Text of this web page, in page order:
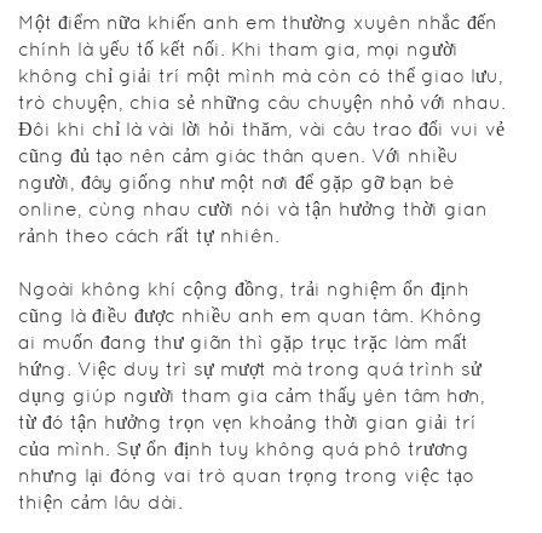
giống như
đang tham
gia một
không gian
quen thuộc,
không bị
choáng
ngợp bởi
quá nhiều
Về nội dung
giải trí, nền
tảng này tập
trung vào sự
đa dạng để
đáp ứng
nhiều nhu
cầu khác
nhau. Có
Một điểm nữa khiến anh em thường xuyên nhắc đến
chính là yếu tố kết nối. Khi tham gia, mọi người
không chỉ giải trí một mình mà còn có thể giao lưu,
trò chuyện, chia sẻ những câu chuyện nhỏ với nhau.
Đôi khi chỉ là vài lời hỏi thăm, vài câu trao đổi vui vẻ
cũng đủ tạo nên cảm giác thân quen. Với nhiều
người, đây giống như một nơi để gặp gỡ bạn bè
online, cùng nhau cười nói và tận hưởng thời gian
rảnh theo cách rất tự nhiên.
Ngoài không khí cộng đồng, trải nghiệm ổn định
cũng là điều được nhiều anh em quan tâm. Không
ai muốn đang thư giãn thì gặp trục trặc làm mất
hứng. Việc duy trì sự mượt mà trong quá trình sử
dụng giúp người tham gia cảm thấy yên tâm hơn,
từ đó tận hưởng trọn vẹn khoảng thời gian giải trí
của mình. Sự ổn định tuy không quá phô trương
nhưng lại đóng vai trò quan trọng trong việc tạo
thiện cảm lâu dài.